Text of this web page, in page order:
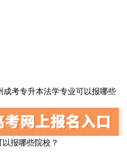
成考专升本法学专业可以报哪些
报哪些院校？